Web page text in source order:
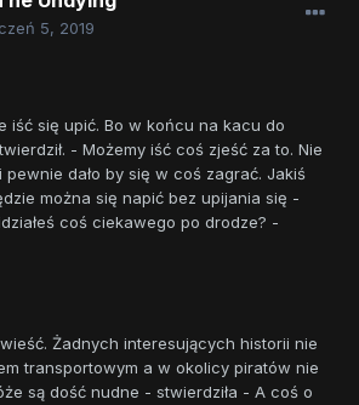
5, 2019
iść się upić. Bo w końcu na kacu do
- Możemy iść coś zjeść za to. Nie
pewnie dało by się w coś zagrać. Jakiś
można się napić bez upijania się -
coś ciekawego po drodze? -
Żadnych interesujących historii nie
transportowym a w okolicy piratów nie
są dość nudne - stwierdziła - A coś o